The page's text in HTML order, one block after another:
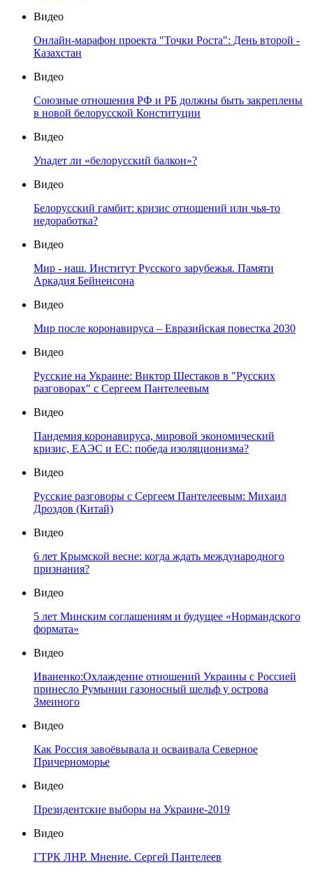
Видео
Онлайн-марафон проекта "Точки Роста": День второй -
Казахстан
Видео
Союзные отношения РФ и РБ должны быть закреплены
в новой белорусской Конституции
Видео
Упадет ли «белорусский балкон»?
Видео
Белорусский гамбит: кризис отношений или чья-то
недоработка?
Видео
Мир - наш. Институт Русского зарубежья. Памяти
Аркадия Бейненсона
Видео
Мир после коронавируса – Евразийская повестка 2030
Видео
Русские на Украине: Виктор Шестаков в "Русских
разговорах" с Сергеем Пантелеевым
Видео
Пандемия коронавируса, мировой экономический
кризис, ЕАЭС и ЕС: победа изоляционизма?
Видео
Русские разговоры с Сергеем Пантелеевым: Михаил
Дроздов (Китай)
Видео
6 лет Крымской весне: когда ждать международного
признания?
Видео
5 лет Минским соглашениям и будущее «Нормандского
формата»
Видео
Иваненко:Охлаждение отношений Украины с Россией
принесло Румынии газоносный шельф у острова
Змеиного
Видео
Как Россия завоёвывала и осваивала Северное
Причерноморье
Видео
Президентские выборы на Украине-2019
Видео
ГТРК ЛНР. Мнение. Сергей Пантелеев